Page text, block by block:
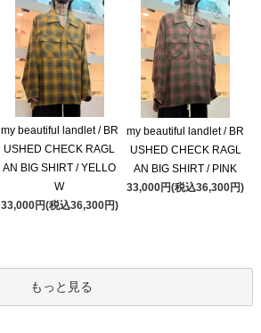
my beautiful landlet / BR
USHED CHECK RAGL
AN BIG SHIRT / YELLO
W
33,000円(税込36,300円)
my beautiful landlet / BR
USHED CHECK RAGL
AN BIG SHIRT / PINK
33,000円(税込36,300円)
もっと見る